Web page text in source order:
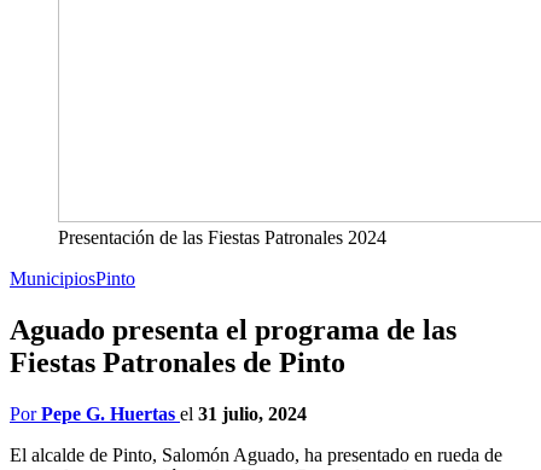
Presentación de las Fiestas Patronales 2024
MunicipiosPinto
Aguado presenta el programa de las
Fiestas Patronales de Pinto
PorPepe G. Huertas el 31 julio, 2024
El alcalde de Pinto, Salomón Aguado, ha presentado en rueda de